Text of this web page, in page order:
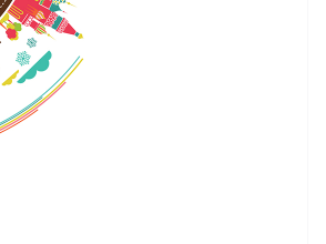
CRONACA VARESOTTO
Siccità: allarme mais,
perdite fino al 60%